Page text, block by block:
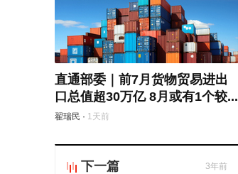
直通部委｜前7月货物贸易进出
口总值超30万亿 8月或有1个较...
翟瑞民 · 1天前
下一篇 3年前